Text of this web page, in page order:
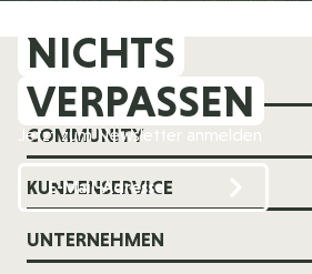
NICHTS
VERPASSEN
Jetzt zum Newsletter anmelden
FOREVER YOUNG
COMMUNITY
KUNDENSERVICE
UNTERNEHMEN